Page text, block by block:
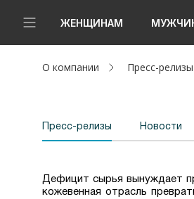
ЖЕНЩИНАМ
Новинки
Мужчинам
Детям
О компании Пресс-релизы
Пресс-релизы Новости
Дефицит сырья вынуждает
кожевенная отрасль